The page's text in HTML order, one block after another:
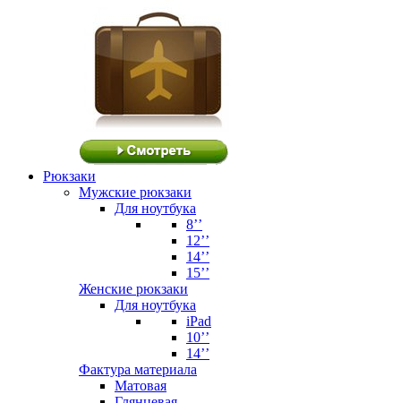
Рюкзаки
Мужские рюкзаки
Для ноутбука
8’’
12’’
14’’
15’’
Женские рюкзаки
Для ноутбука
iPad
10’’
14’’
Фактура материала
Матовая